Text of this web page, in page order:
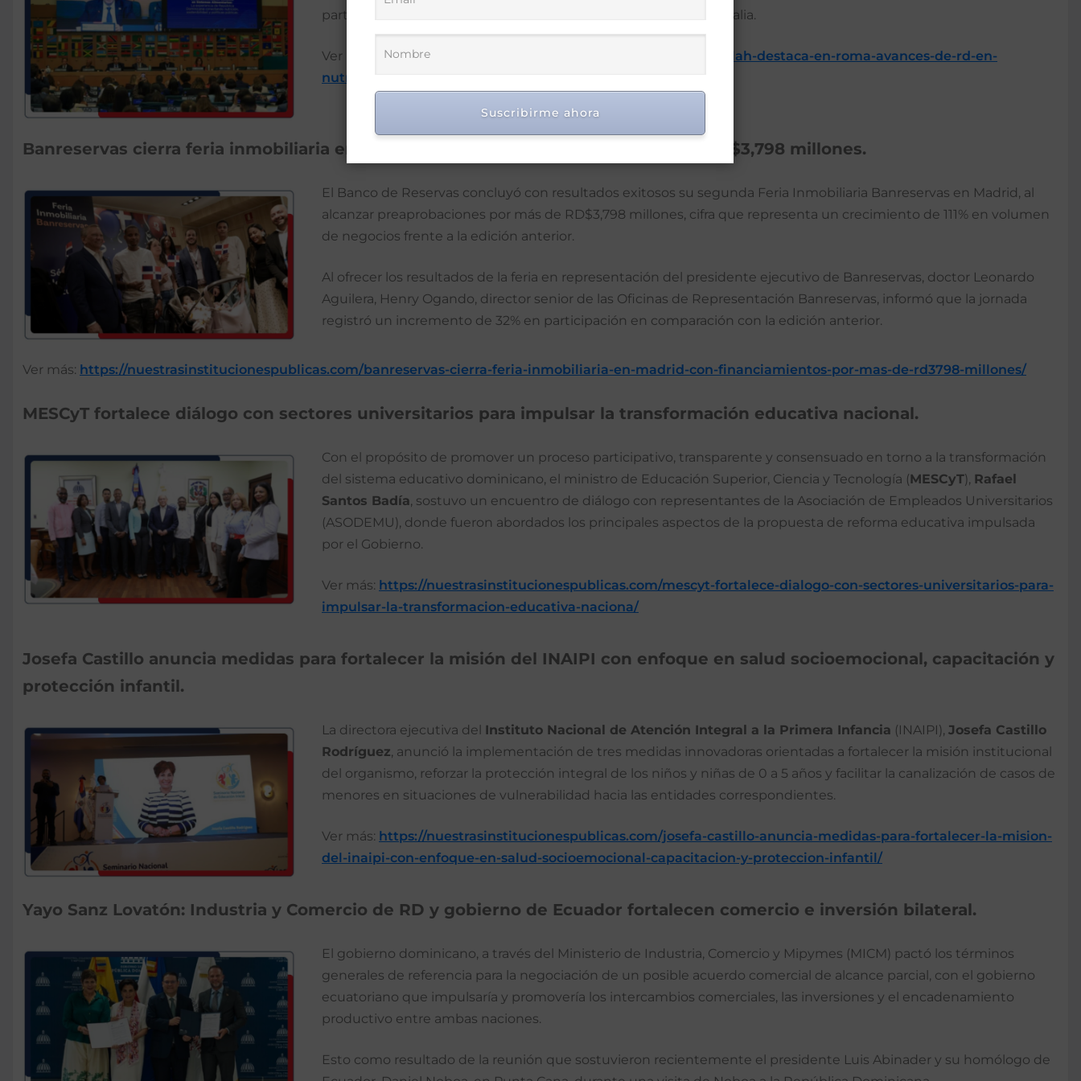
participación en la
, Italia.
Ver más:
https://nuestrasinstitucionespublicas.com/victor-atallah-destaca-en-roma-avances-de-rd-en-
nutricion-y-sistemas-alimentarios-sostenibles/
Banreservas cierra feria inmobiliaria en Madrid con financiamientos por más de RD$3,798 millones.
El Banco de Reservas concluyó con resultados exitosos su segunda Feria Inmobiliaria Banreservas en Madrid, al
alcanzar preaprobaciones por más de RD$3,798 millones, cifra que representa un crecimiento de 111% en volumen
de negocios frente a la edición anterior.
Al ofrecer los resultados de la feria en representación del presidente ejecutivo de Banreservas, doctor Leonardo
Aguilera, Henry Ogando, director senior de las Oficinas de Representación Banreservas, informó que la jornada
registró un incremento de 32% en participación en comparación con la edición anterior.
Ver más: https://nuestrasinstitucionespublicas.com/banreservas-cierra-feria-inmobiliaria-en-madrid-con-financiamientos-por-mas-de-rd3798-millones/
MESCyT fortalece diálogo con sectores universitarios para impulsar la transformación educativa nacional.
Con el propósito de promover un proceso participativo, transparente y consensuado en torno a la transformación
del sistema educativo dominicano, el ministro de Educación Superior, Ciencia y Tecnología (MESCyT), Rafael
Santos Badía, sostuvo un encuentro de diálogo con representantes de la Asociación de Empleados Universitarios
(ASODEMU), donde fueron abordados los principales aspectos de la propuesta de reforma educativa impulsada
por el Gobierno.
Ver más: https://nuestrasinstitucionespublicas.com/mescyt-fortalece-dialogo-con-sectores-universitarios-para-
impulsar-la-transformacion-educativa-naciona/
Josefa Castillo anuncia medidas para fortalecer la misión del INAIPI con enfoque en salud socioemocional, capacitación y
protección infantil.
La directora ejecutiva del Instituto Nacional de Atención Integral a la Primera Infancia (INAIPI), Josefa Castillo
Rodríguez, anunció la implementación de tres medidas innovadoras orientadas a fortalecer la misión institucional
del organismo, reforzar la protección integral de los niños y niñas de 0 a 5 años y facilitar la canalización de casos de
menores en situaciones de vulnerabilidad hacia las entidades correspondientes.
Ver más: https://nuestrasinstitucionespublicas.com/josefa-castillo-anuncia-medidas-para-fortalecer-la-mision-
del-inaipi-con-enfoque-en-salud-socioemocional-capacitacion-y-proteccion-infantil/
Yayo Sanz Lovatón: Industria y Comercio de RD y gobierno de Ecuador fortalecen comercio e inversión bilateral.
El gobierno dominicano, a través del Ministerio de Industria, Comercio y Mipymes (MICM) pactó los términos
generales de referencia para la negociación de un posible acuerdo comercial de alcance parcial, con el gobierno
ecuatoriano que impulsaría y promovería los intercambios comerciales, las inversiones y el encadenamiento
productivo entre ambas naciones.
Esto como resultado de la reunión que sostuvieron recientemente el presidente Luis Abinader y su homólogo de
Suscribirme ahora